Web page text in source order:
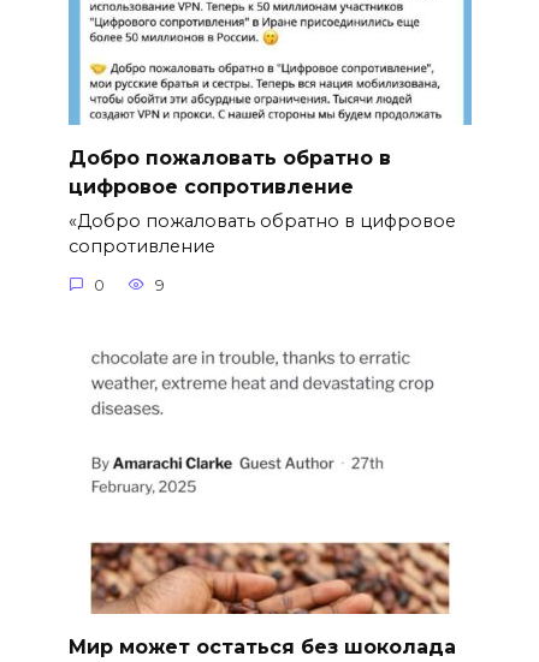
Добро пожаловать обратно в
цифровое сопротивление
«Добро пожаловать обратно в цифровое
сопротивление
0 9
Мир может остаться без шоколада